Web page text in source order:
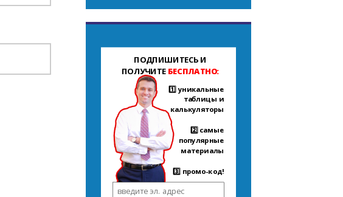
ПОДПИШИТЕСЬ И
ПОЛУЧИТЕ БЕСПЛАТНО:
1️⃣ уникальные
таблицы и
калькуляторы
2️⃣ самые
популярные
материалы
3️⃣ промо-код!